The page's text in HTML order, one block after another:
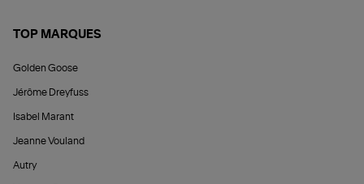
TOP MARQUES
Golden Goose
Jérôme Dreyfuss
Isabel Marant
Jeanne Vouland
Autry